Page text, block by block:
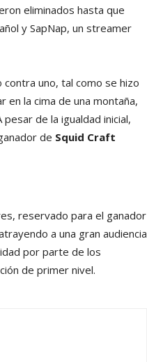
eliminados hasta que
y SapNap, un streamer
contra uno, tal como se hizo
en la cima de una montaña,
de la igualdad inicial,
de Squid Craft
reservado para el ganador
a una gran audiencia
por parte de los
de primer nivel.